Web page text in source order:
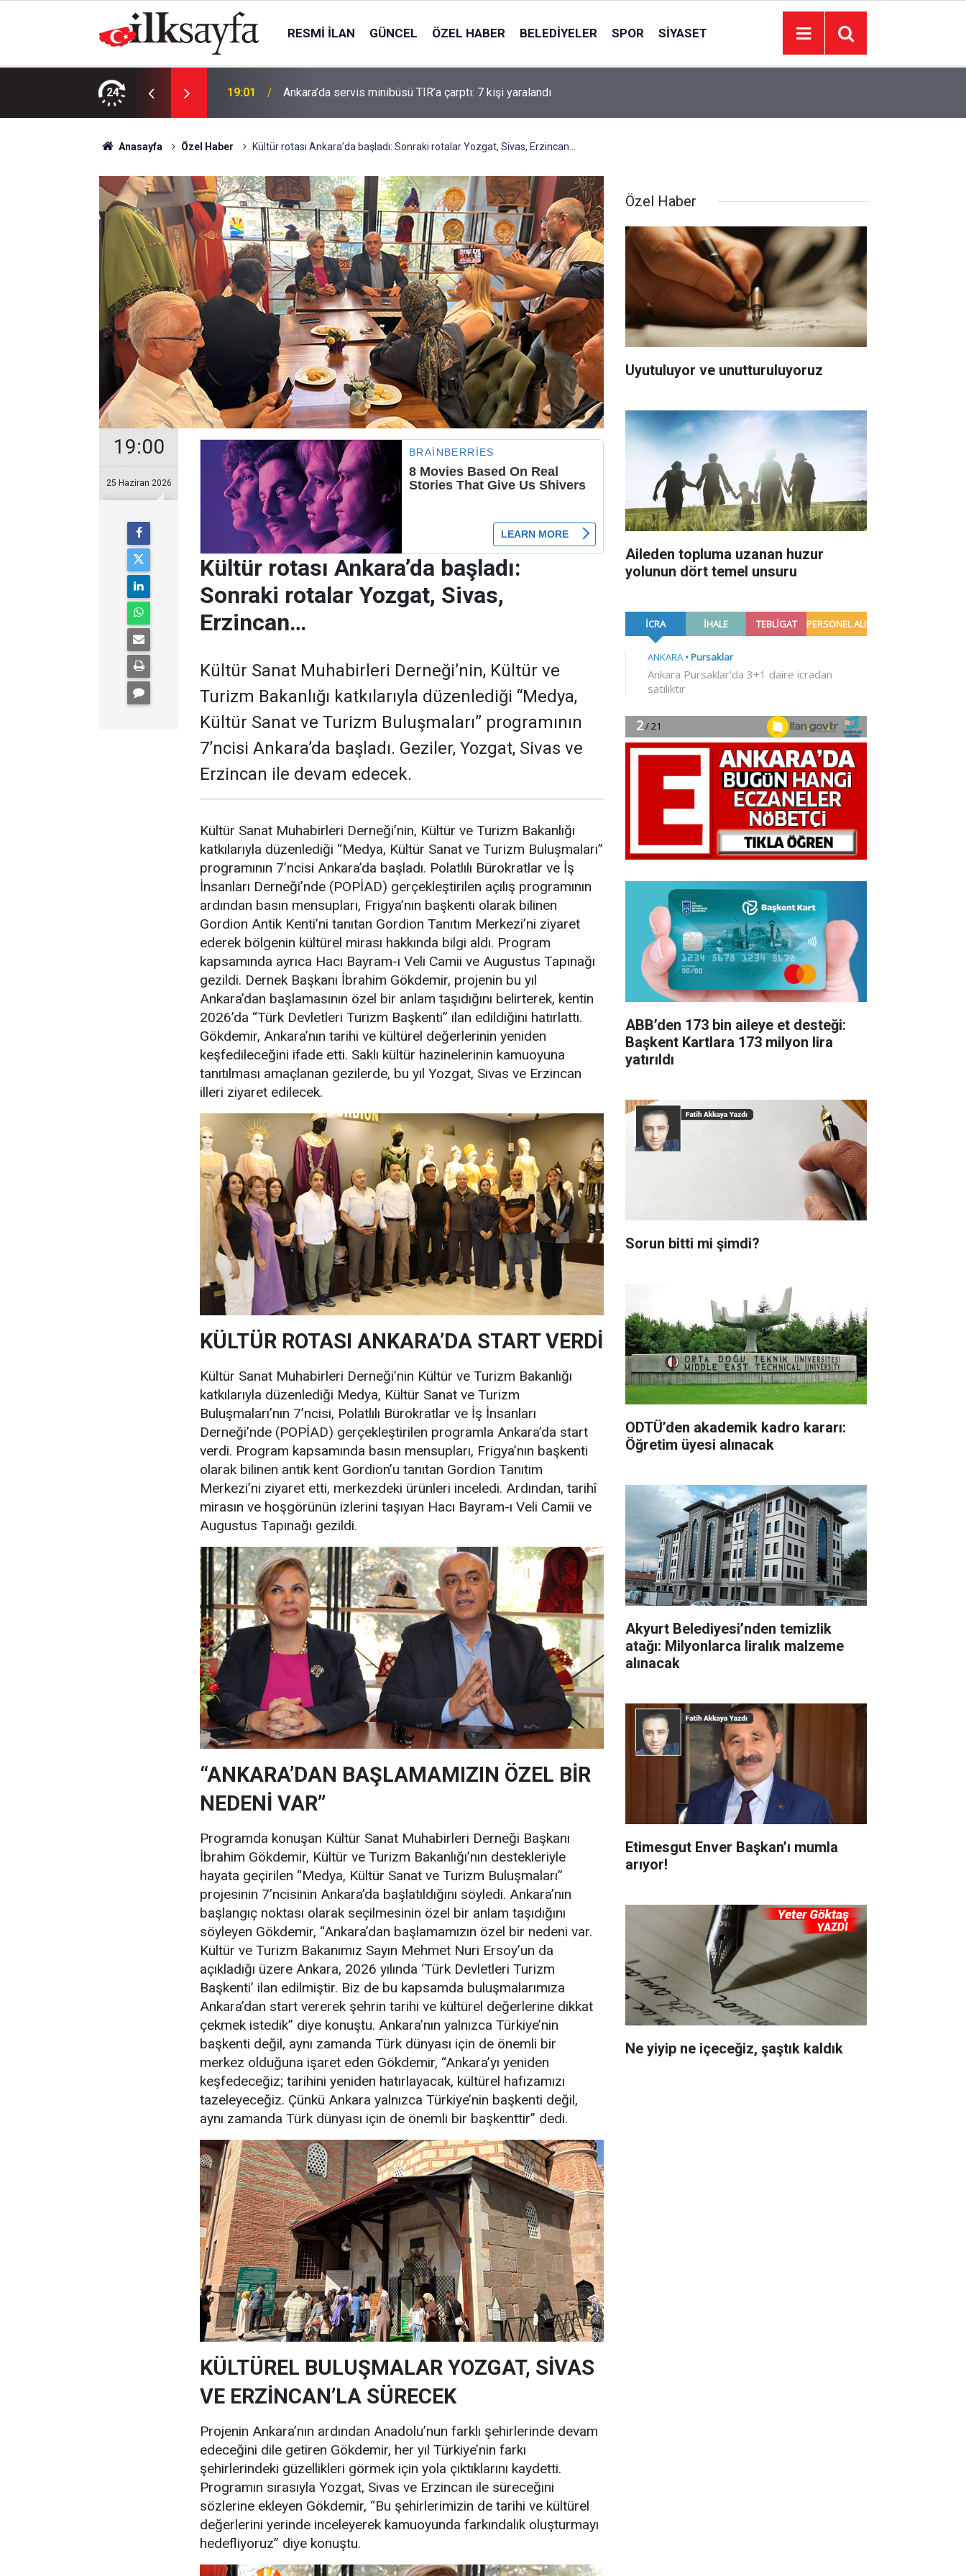
RESMI İLAN GÜNCEL ÖZEL HABER BELEDIYELER SPOR SIYASET
24
mı? Salah neden yok? 19:01 Ankara’da servis minibüsü TIR’a çarptı: 7 kişi yaralandı
Anasayfa Özel Haber Kültür rotası Ankara’da başladı: Sonraki rotalar Yozgat, Sivas, Erzincan…
19:00
25 Haziran 2026
Kültür rotası Ankara’da başladı:
Sonraki rotalar Yozgat, Sivas,
Erzincan…
Kültür Sanat Muhabirleri Derneği’nin, Kültür ve
Turizm Bakanlığı katkılarıyla düzenlediği “Medya,
Kültür Sanat ve Turizm Buluşmaları” programının
7’ncisi Ankara’da başladı. Geziler, Yozgat, Sivas ve
Erzincan ile devam edecek.
Kültür Sanat Muhabirleri Derneği’nin, Kültür ve Turizm Bakanlığı
katkılarıyla düzenlediği “Medya, Kültür Sanat ve Turizm Buluşmaları”
programının 7’ncisi Ankara’da başladı. Polatlılı Bürokratlar ve İş
İnsanları Derneği’nde (POPİAD) gerçekleştirilen açılış programının
ardından basın mensupları, Frigya’nın başkenti olarak bilinen
Gordion Antik Kenti’ni tanıtan Gordion Tanıtım Merkezi’ni ziyaret
ederek bölgenin kültürel mirası hakkında bilgi aldı. Program
kapsamında ayrıca Hacı Bayram-ı Veli Camii ve Augustus Tapınağı
gezildi. Dernek Başkanı İbrahim Gökdemir, projenin bu yıl
Ankara’dan başlamasının özel bir anlam taşıdığını belirterek, kentin
2026’da “Türk Devletleri Turizm Başkenti” ilan edildiğini hatırlattı.
Gökdemir, Ankara’nın tarihi ve kültürel değerlerinin yeniden
keşfedileceğini ifade etti. Saklı kültür hazinelerinin kamuoyuna
tanıtılması amaçlanan gezilerde, bu yıl Yozgat, Sivas ve Erzincan
illeri ziyaret edilecek.
KÜLTÜR ROTASI ANKARA’DA START VERDİ
Kültür Sanat Muhabirleri Derneği’nin Kültür ve Turizm Bakanlığı
katkılarıyla düzenlediği Medya, Kültür Sanat ve Turizm
Buluşmaları’nın 7’ncisi, Polatlılı Bürokratlar ve İş İnsanları
Derneği’nde (POPİAD) gerçekleştirilen programla Ankara’da start
verdi. Program kapsamında basın mensupları, Frigya’nın başkenti
olarak bilinen antik kent Gordion’u tanıtan Gordion Tanıtım
Merkezi’ni ziyaret etti, merkezdeki ürünleri inceledi. Ardından, tarihî
mirasın ve hoşgörünün izlerini taşıyan Hacı Bayram-ı Veli Camii ve
Augustus Tapınağı gezildi.
“ANKARA’DAN BAŞLAMAMIZIN ÖZEL BİR
NEDENİ VAR”
Programda konuşan Kültür Sanat Muhabirleri Derneği Başkanı
İbrahim Gökdemir, Kültür ve Turizm Bakanlığı’nın destekleriyle
hayata geçirilen “Medya, Kültür Sanat ve Turizm Buluşmaları”
projesinin 7’ncisinin Ankara’da başlatıldığını söyledi. Ankara’nın
başlangıç noktası olarak seçilmesinin özel bir anlam taşıdığını
söyleyen Gökdemir, “Ankara’dan başlamamızın özel bir nedeni var.
Kültür ve Turizm Bakanımız Sayın Mehmet Nuri Ersoy’un da
açıkladığı üzere Ankara, 2026 yılında ‘Türk Devletleri Turizm
Başkenti’ ilan edilmiştir. Biz de bu kapsamda buluşmalarımıza
Ankara’dan start vererek şehrin tarihi ve kültürel değerlerine dikkat
çekmek istedik” diye konuştu. Ankara’nın yalnızca Türkiye’nin
başkenti değil, aynı zamanda Türk dünyası için de önemli bir
merkez olduğuna işaret eden Gökdemir, “Ankara’yı yeniden
keşfedeceğiz; tarihini yeniden hatırlayacak, kültürel hafızamızı
tazeleyeceğiz. Çünkü Ankara yalnızca Türkiye’nin başkenti değil,
aynı zamanda Türk dünyası için de önemli bir başkenttir” dedi.
KÜLTÜREL BULUŞMALAR YOZGAT, SİVAS
VE ERZİNCAN’LA SÜRECEK
Projenin Ankara’nın ardından Anadolu’nun farklı şehirlerinde devam
edeceğini dile getiren Gökdemir, her yıl Türkiye’nin farkı
şehirlerindeki güzellikleri görmek için yola çıktıklarını kaydetti.
Programın sırasıyla Yozgat, Sivas ve Erzincan ile süreceğini
sözlerine ekleyen Gökdemir, “Bu şehirlerimizin de tarihi ve kültürel
değerlerini yerinde inceleyerek kamuoyunda farkındalık oluşturmayı
hedefliyoruz” diye konuştu.
Özel Haber
Uyutuluyor ve unutturuluyoruz
Aileden topluma uzanan huzur
yolunun dört temel unsuru
ABB’den 173 bin aileye et desteği:
Başkent Kartlara 173 milyon lira
yatırıldı
Sorun bitti mi şimdi?
ODTÜ’den akademik kadro kararı:
Öğretim üyesi alınacak
Akyurt Belediyesi’nden temizlik
atağı: Milyonlarca liralık malzeme
alınacak
Etimesgut Enver Başkan’ı mumla
arıyor!
Ne yiyip ne içeceğiz, şaştık kaldık